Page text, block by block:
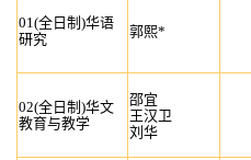
01(全日制)华语
研究
郭熙*
02(全日制)华文
教育与教学
邵宜
王汉卫
刘华